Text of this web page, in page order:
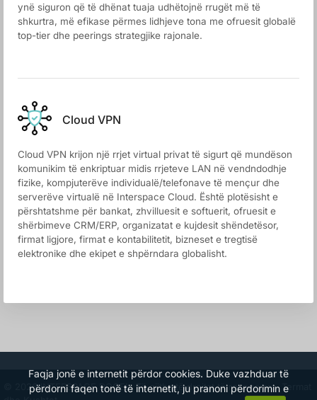
ynë siguron që të dhënat tuaja udhëtojnë rrugët më të
shkurtra, më efikase përmes lidhjeve tona me ofruesit globalë
top-tier dhe peerings strategjike rajonale.
Cloud VPN
Cloud VPN krijon një rrjet virtual privat të sigurt që mundëson
komunikim të enkriptuar midis rrjeteve LAN në vendndodhje
fizike, kompjuterëve individualë/telefonave të mençur dhe
serverëve virtualë në Interspace Cloud. Është plotësisht e
përshtatshme për bankat, zhvilluesit e softuerit, ofruesit e
shërbimeve CRM/ERP, organizatat e kujdesit shëndetësor,
firmat ligjore, firmat e kontabilitetit, bizneset e tregtisë
elektronike dhe ekipet e shpërndara globalisht.
Faqja jonë e internetit përdor cookies. Duke vazhduar të
përdorni faqen tonë të internetit, ju pranoni përdorimin e
© 2026 INTERSPACE DOOEL. Të gjitha të drejtat të rezervuara. Termat